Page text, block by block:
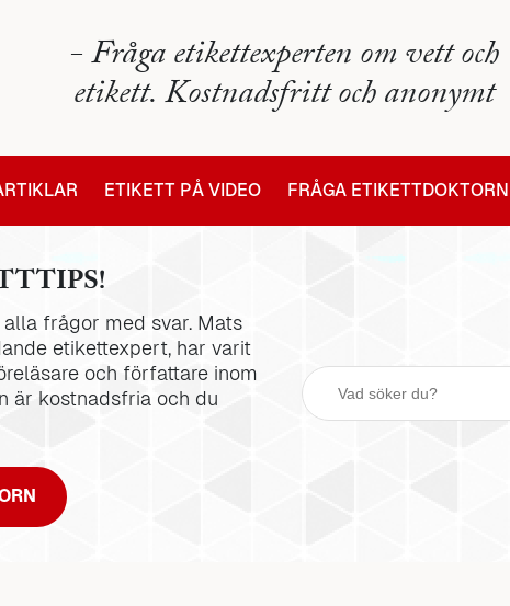
- Fråga etikettexperten om vett och
etikett. Kostnadsfritt och anonymt
ETIKETT PÅ VIDEO FRÅGA ETIKETTDOKTORN
frågor med svar. Mats
etikettexpert, har varit
och författare inom
är kostnadsfria och du